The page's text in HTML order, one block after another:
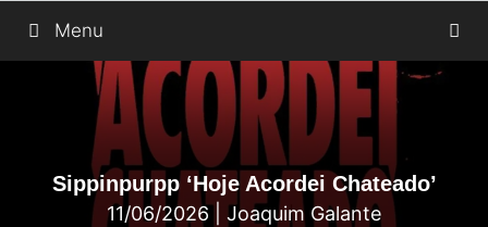
para
Menu
Sippinpurpp ‘Hoje Acordei Chateado’
11/06/2026 Joaquim Galante